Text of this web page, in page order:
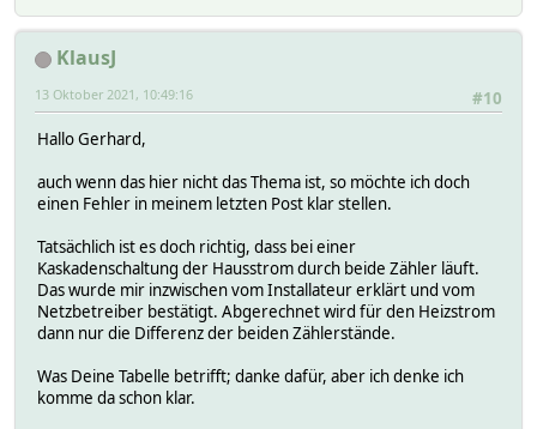
KlausJ
#10
13 Oktober 2021, 10:49:16
Hallo Gerhard,
auch wenn das hier nicht das Thema ist, so möchte ich doch
einen Fehler in meinem letzten Post klar stellen.
Tatsächlich ist es doch richtig, dass bei einer
Kaskadenschaltung der Hausstrom durch beide Zähler läuft.
Das wurde mir inzwischen vom Installateur erklärt und vom
Netzbetreiber bestätigt. Abgerechnet wird für den Heizstrom
dann nur die Differenz der beiden Zählerstände.
Was Deine Tabelle betrifft; danke dafür, aber ich denke ich
komme da schon klar.